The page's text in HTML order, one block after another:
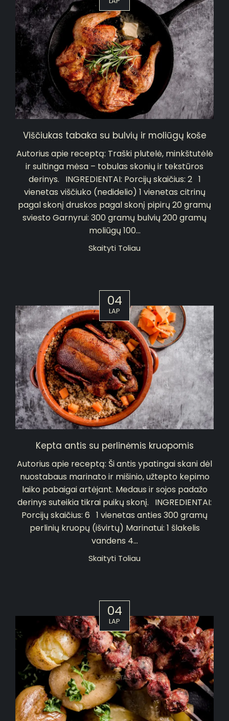
Viščiukas tabaka su bulvių ir moliūgų koše
Autorius apie receptą: Traški plutelė, minkštutėlė
ir sultinga mėsa – tobulas skonių ir tekstūros
derinys. INGREDIENTAI: Porcijų skaičius: 2 1
vienetas viščiuko (nedidelio) 1 vienetas citrinų
pagal skonį druskos pagal skonį pipirų 20 gramų
sviesto Garnyrui: 300 gramų bulvių 200 gramų
moliūgų 100...
Skaityti Toliau
04
LAP
Kepta antis su perlinėmis kruopomis
Autorius apie receptą: Ši antis ypatingai skani dėl
nuostabaus marinato ir mišinio, užtepto kepimo
laiko pabaigai artėjant. Medaus ir sojos padažo
derinys suteikia tikrai puikų skonį. INGREDIENTAI:
Porcijų skaičius: 6 1 vienetas anties 300 gramų
perlinių kruopų (išvirtų) Marinatui: 1 šlakelis
vandens 4...
Skaityti Toliau
04
LAP